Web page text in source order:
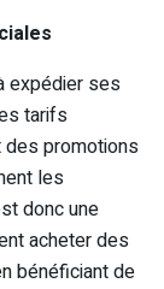
expédier ses
tarifs
promotions
les
donc une
acheter des
bénéficiant de